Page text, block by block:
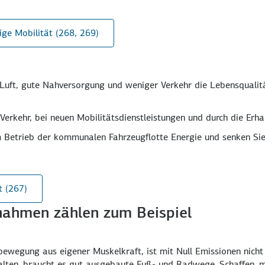
Mobilität (268, 269)
gute Nah­versorgung und weniger Ver­kehr die
bei neuen Mobilitäts­dienst­leist­ungen und durch die
der kommu­nalen Fahr­zeug­flotte Energie und senken
(267)
zählen zum Beispiel
aus eigener Muskel­kraft, ist mit Null Emis­sionen